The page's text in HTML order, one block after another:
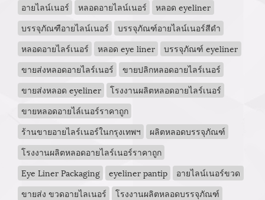
อายไลน์เนอร์ หลอดอายไลน์เนอร์
หลอด eyeliner
บรรจุภัณฑือายไลน์เนอร์
บรรจุภัณฑ์อายไลน์เนอร์สีดำ
หลอดอายไลร์เนอร์
หลอด eye liner
บรรจุภัณฑ์ eyeliner
ขายส่งหลอดอายไลร์เนอร์
ขายปลิกหลอดอายไลร์เนอร์
ขายส่งหลอด eyeliner
โรงงานผลิตหลอดอายไลร์เนอร์
ขายหลอดอายไล์เนอร์ราคาถูก
ร้านขายอายไลร์เนอร์ในกรุงเทพฯ
ผลิตหลอดบรรจุภัณฑ์
โรงงานผลิตหลอดอายไลร์เนอร์ราคาถูก
Eye Liner Packaging
eyeliner pantip
อายไลน์เนอร์ขวด
ขายส่ง ขวดอายไลเนอร์
โรงงานผลิตหลอดบรรจุภัณฑ์